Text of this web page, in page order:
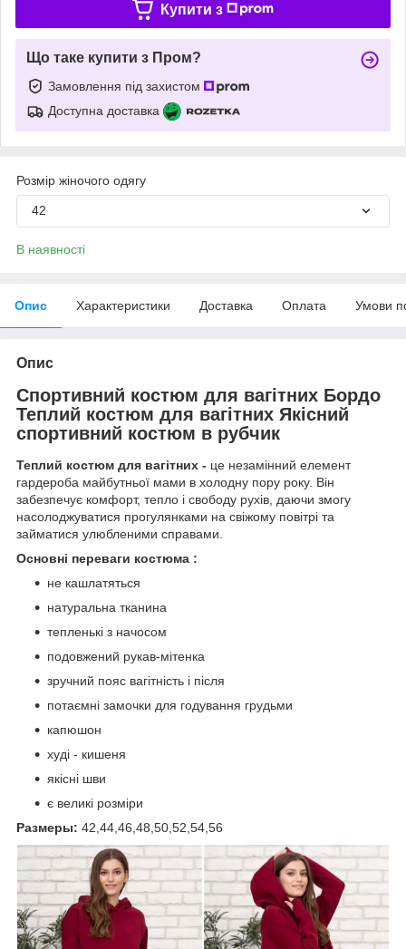
Купити з
Що таке купити з Пром?
Замовлення під захистом
Доступна доставка
Розмір жіночого одягу
42
В наявності
Опис Характеристики Доставка Оплата Умови
Опис
Спортивний костюм для вагітних Бордо
Теплий костюм для вагітних Якісний
спортивний костюм в рубчик
Теплий костюм для вагітних - це незамінний елемент
гардероба майбутньої мами в холодну пору року. Він
забезпечує комфорт, тепло і свободу рухів, даючи змогу
насолоджуватися прогулянками на свіжому повітрі та
займатися улюбленими справами.
Основні переваги костюма :
не кашлатяться
натуральна тканина
тепленькі з начосом
подовжений рукав-мітенка
зручний пояс вагітність і після
потаємні замочки для годування грудьми
капюшон
худі - кишеня
якісні шви
є великі розміри
Размеры: 42,44,46,48,50,52,54,56